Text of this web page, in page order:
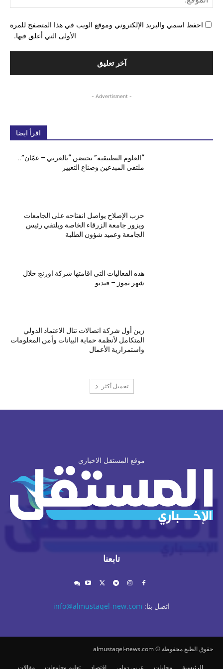
احفظ اسمي والبريد الإلكتروني وموقع الويب في هذا المتصفح للمرة
الأولى التي أعلق فيها.
- Advertisment -
اقرأ ايضا
“العلوم التطبيقية” تحتضن “بالعربي – عمّان”..
ملتقى المبدعين وصناع التغيير
حزب الإصلاح يواصل انفتاحه على الجامعات
ويزور جامعة الزرقاء الخاصة ويلتقي رئيس
الجامعة وعميد شؤون الطلبة
هذه الفعاليات التي اقامتها شركة اورنج خلال
شهر تموز – فيديو
زين أول شركة اتصالات تنال الاعتماد الدولي
المتكامل لأنظمة حماية البيانات وأمن المعلومات
واستمرارية الأعمال
تحميل أكثر
موقع المستقل الاخباري
تابعنا
اتصل بنا: info@almustaqel-new.com
حقوق الطبع محفوظة © almustaqel-news.com
الرئيسية محليات عربي دولي اقتصاد تعليم وجامعات مقالات